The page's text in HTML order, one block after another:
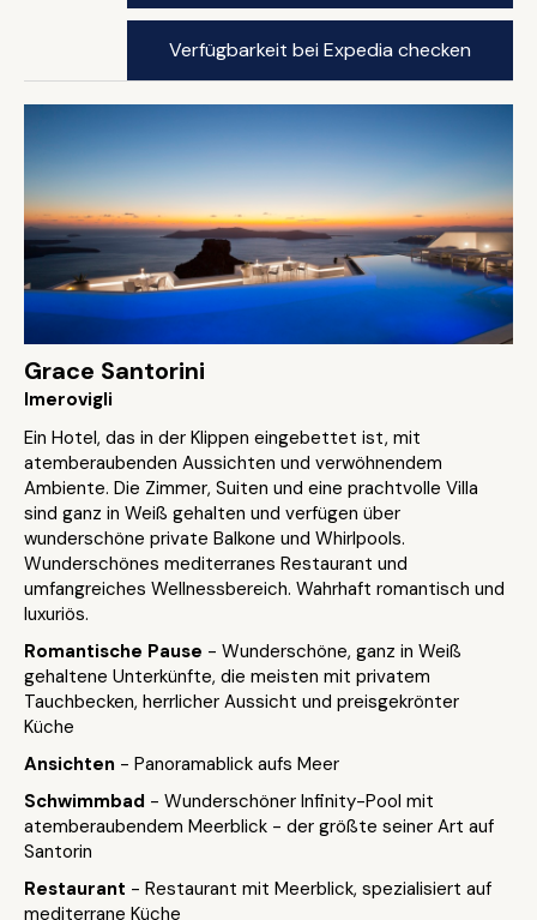
Verfügbarkeit bei Expedia checken
Grace Santorini
Imerovigli
Ein Hotel, das in der Klippen eingebettet ist, mit
atemberaubenden Aussichten und verwöhnendem
Ambiente. Die Zimmer, Suiten und eine prachtvolle Villa
sind ganz in Weiß gehalten und verfügen über
wunderschöne private Balkone und Whirlpools.
Wunderschönes mediterranes Restaurant und
umfangreiches Wellnessbereich. Wahrhaft romantisch und
luxuriös.
Romantische Pause - Wunderschöne, ganz in Weiß
gehaltene Unterkünfte, die meisten mit privatem
Tauchbecken, herrlicher Aussicht und preisgekrönter
Küche
Ansichten - Panoramablick aufs Meer
Schwimmbad - Wunderschöner Infinity-Pool mit
atemberaubendem Meerblick - der größte seiner Art auf
Santorin
Restaurant - Restaurant mit Meerblick, spezialisiert auf
mediterrane Küche